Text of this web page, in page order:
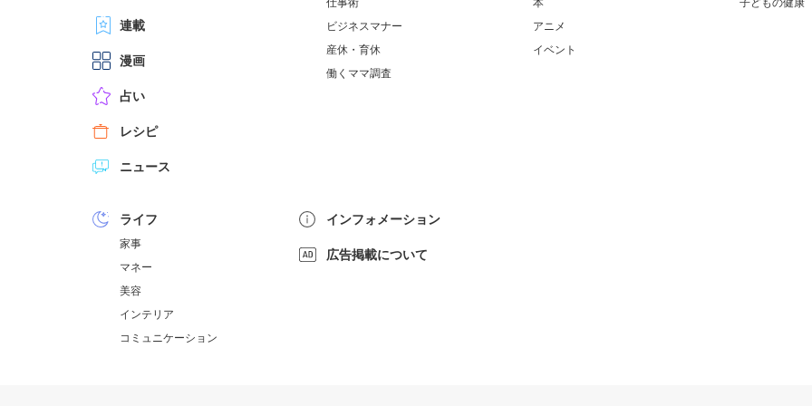
連載
漫画
占い
レシピ
ニュース
仕事術
ビジネスマナー
産休・育休
働くママ調査
本
アニメ
イベント
子どもの健康
ライフ
家事
マネー
美容
インテリア
コミュニケーション
インフォメーション
広告掲載について